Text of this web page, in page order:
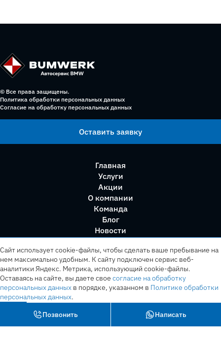
© Все права защищены.
Политика обработки персональных данных
Согласие на обработку персональных данных
Оставить заявку
Главная
Услуги
Акции
О компании
Команда
Блог
Новости
Позвонить Написать
Сайт использует cookie-файлы, чтобы сделать ваше пребывание на
нем максимально удобным. К cайту подключен сервис веб-
аналитики Яндекс. Метрика, использующий cookie-файлы.
Оставаясь на сайте, вы даете свое согласие на обработку
персональных данных в порядке, указанном в Политике обработки
персональных данных.